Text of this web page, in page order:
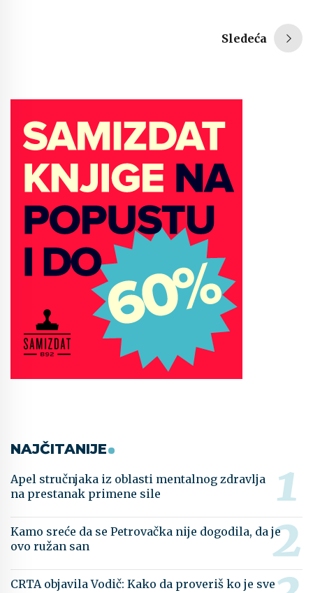
NAJČITANIJE
Apel stručnjaka iz oblasti mentalnog zdravlja
na prestanak primene sile
Kamo sreće da se Petrovačka nije dogodila, da je
ovo ružan san
CRTA objavila Vodič: Kako da proveriš ko je sve